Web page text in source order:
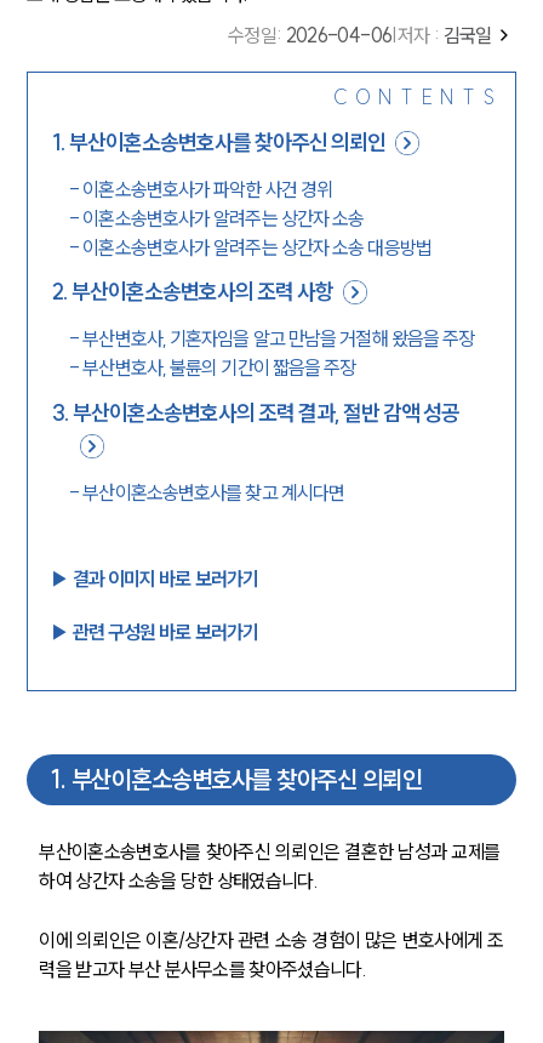
수정일: 2026-04-06 저자 : 김국일
CONTENTS
1.부산이혼소송변호사를 찾아주신 의뢰인
- 이혼소송변호사가 파악한 사건 경위
- 이혼소송변호사가 알려주는 상간자 소송
- 이혼소송변호사가 알려주는 상간자 소송 대응방법
2.부산이혼소송변호사의 조력 사항
-부산변호사, 기혼자임을 알고 만남을 거절해 왔음을 주장
-부산변호사, 불륜의 기간이 짧음을 주장
3.부산이혼소송변호사의 조력 결과, 절반 감액 성공
-부산이혼소송변호사를 찾고 계시다면
▶︎ 결과 이미지 바로 보러가기
▶︎ 관련 구성원 바로 보러가기
1. 부산이혼소송변호사를 찾아주신 의뢰인
부산이혼소송변호사를 찾아주신 의뢰인은 결혼한 남성과 교제를
하여 상간자 소송을 당한 상태였습니다.
이에 의뢰인은 이혼/상간자 관련 소송 경험이 많은 변호사에게 조
력을 받고자 부산 분사무소를 찾아주셨습니다.